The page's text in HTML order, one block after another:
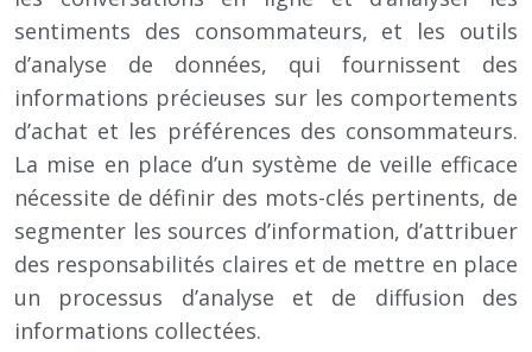
sentiments des consommateurs, et les outils
d’analyse de données, qui fournissent des
informations précieuses sur les comportements
d’achat et les préférences des consommateurs.
La mise en place d’un système de veille efficace
nécessite de définir des mots-clés pertinents, de
segmenter les sources d’information, d’attribuer
des responsabilités claires et de mettre en place
un processus d’analyse et de diffusion des
informations collectées.